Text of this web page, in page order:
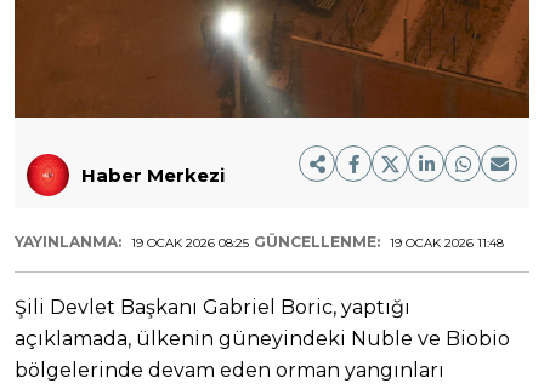
Haber Merkezi
YAYINLANMA: 19 OCAK 2026 08:25 GÜNCELLENME: 19 OCAK 2026 11:48
Şili Devlet Başkanı Gabriel Boric, yaptığı
açıklamada, ülkenin güneyindeki Nuble ve Biobio
bölgelerinde devam eden orman yangınları